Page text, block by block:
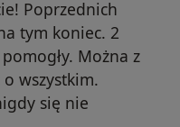
Poprzednich
tym koniec. 2
Można z
wszystkim.
się nie